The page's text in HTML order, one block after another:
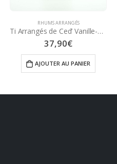
RHUMS ARRANGÉS
Ti Arrangés de Ced’ Vanille-Noix de Macadamia 70 cl
37,90€
AJOUTER AU PANIER